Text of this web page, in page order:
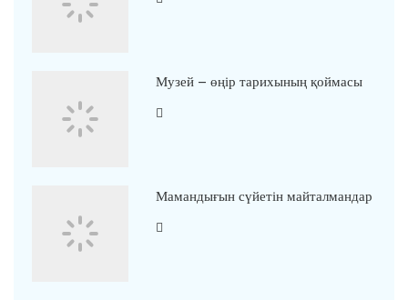
Музей – өңір тарихының қоймасы
Мамандығын сүйетін майталмандар